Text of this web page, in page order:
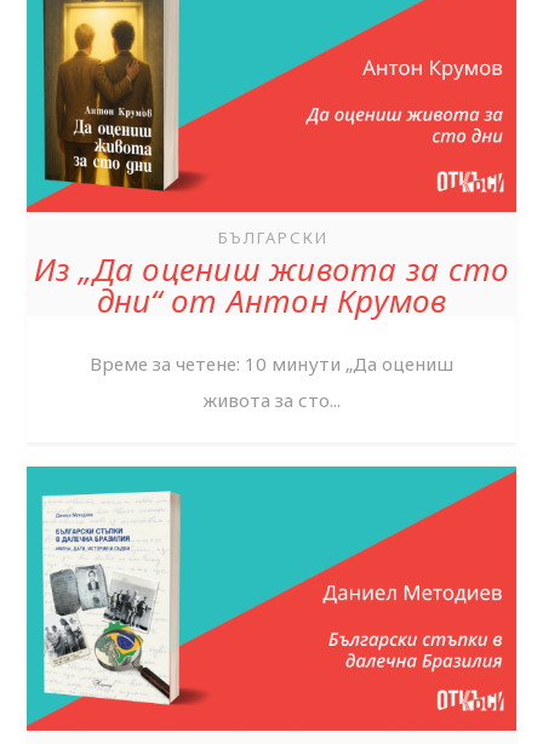
БЪЛГАРСКИ
Из „Да оцениш живота за сто
дни“ от Антон Крумов
Време за четене: 10 минути „Да оцениш
живота за сто...